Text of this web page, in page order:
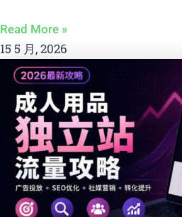
Read More »
15 5 月, 2026